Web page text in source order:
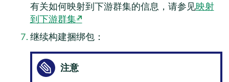
有关如何映射到下游群集的信息，请参见映射
到下游群集
继续构建捆绑包：
注意